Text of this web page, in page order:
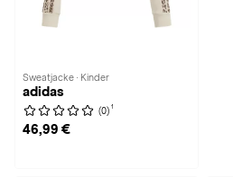
Sweatjacke · Kinder
adidas
(0) 1
46,99 €